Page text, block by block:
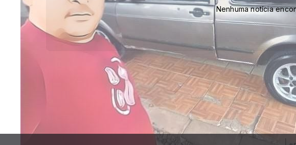
Nenhuma notícia